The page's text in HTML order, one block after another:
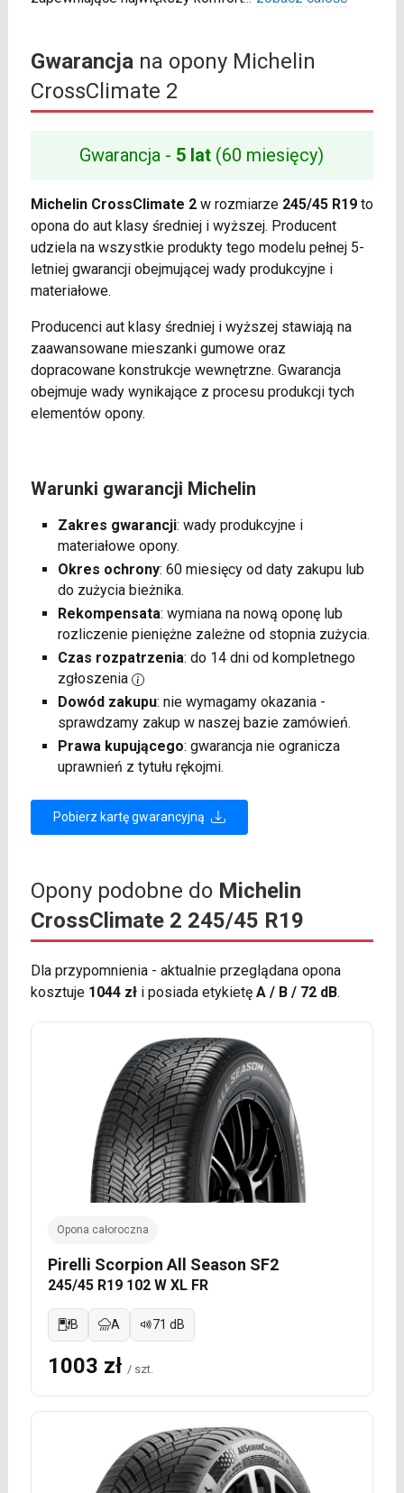
Gwarancjana opony Michelin
CrossClimate 2
Gwarancja - 5 lat (60 miesięcy)
Michelin CrossClimate 2w rozmiarze 245/45 R19to
opona do aut klasy średniej i wyższej. Producent
udziela na wszystkie produkty tego modelu pełnej 5-
letniej gwarancji obejmującej wady produkcyjne i
materiałowe.
Producenci aut klasy średniej i wyższej stawiają na
zaawansowane mieszanki gumowe oraz
dopracowane konstrukcje wewnętrzne. Gwarancja
obejmuje wady wynikające z procesu produkcji tych
elementów opony.
Warunki gwarancji Michelin
Zakres gwarancji: wady produkcyjne i
materiałowe opony.
Okres ochrony: 60 miesięcy od daty zakupu lub
do zużycia bieżnika.
Rekompensata: wymiana na nową oponę lub
rozliczenie pieniężne zależne od stopnia zużycia.
Czas rozpatrzenia: do 14 dni od kompletnego
zgłoszenia
Dowód zakupu: nie wymagamy okazania -
sprawdzamy zakup w naszej bazie zamówień.
Prawa kupującego: gwarancja nie ogranicza
uprawnień z tytułu rękojmi.
Pobierz kartę gwarancyjną
Opony podobne do Michelin
CrossClimate 2 245/45 R19
Dla przypomnienia - aktualnie przeglądana opona
kosztuje 1044 złi posiada etykietę A / B / 72 dB.
Opona całoroczna
Pirelli Scorpion All Season SF2
245/45 R19 102 W XL FR
B A 71 dB
1003 zł / szt.